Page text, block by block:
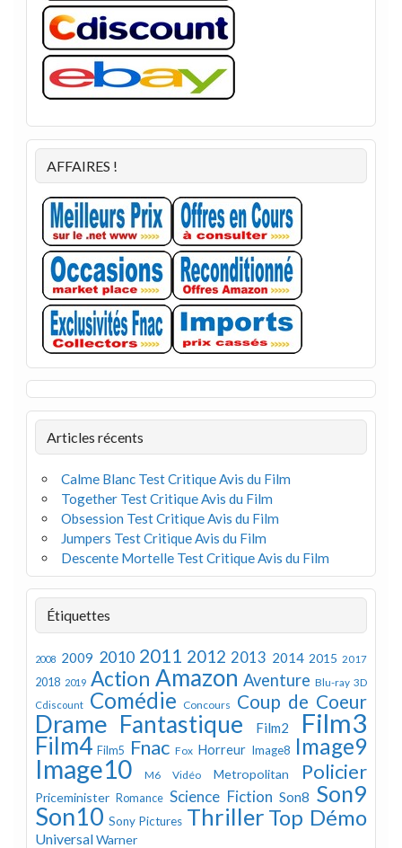
AFFAIRES !
Articles récents
Calme Blanc Test Critique Avis du Film
Together Test Critique Avis du Film
Obsession Test Critique Avis du Film
Jumpers Test Critique Avis du Film
Descente Mortelle Test Critique Avis du Film
Étiquettes
2008 2009 2010 2011 2012 2013 2014 2015 2017
2018 2019 Action Amazon Aventure Blu-ray 3D
Cdiscount Comédie Concours Coup de Coeur
Drame Fantastique Film2 Film3
Film4 Film5 Fnac Fox Horreur Image8 Image9
Image10 M6 Vidéo Metropolitan Policier
Priceminister Romance Science Fiction Son8 Son9
Son10 Sony Pictures Thriller Top Démo
UniversalWarner